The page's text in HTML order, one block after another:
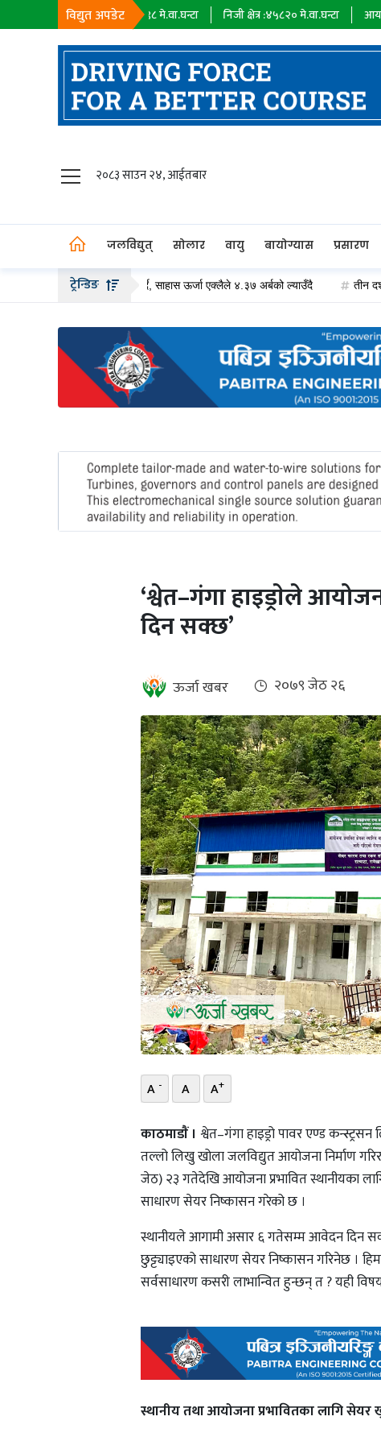
विद्युत अपडेट
सहायक कम्पनी :१८३९८मे.वा.घन्टा निजी क्षेत्र : ४५८२०मे.वा.घन्टा आयात :०
२०८३ साउन २४, आईतबार
जलविद्युत् सोलार वायु बायोग्यास प्रसारण
वायु
बायोग्यास
पेट्रोलियम
अन्तर्राष्ट्रिय
जलवायु
ट्रेन्डिङ
हकप्रद सेयर जारी गर्दै, साहास ऊर्जा एक्लैले ४.३७ अर्बको ल्याउँदै तीन दशकको
‘श्वेत–गंगा हाइड्राेले
दिन सक्छ’
ऊर्जा खबर २०७९ जेठ २६
A - A A+
काठमाडाैं । श्वेत–गंगा हाइड्रो पावर एण्ड
तल्लो लिखु खोला जलविद्युत आयोजना निर्माण
जेठ) २३ गतेदेखि आयोजना प्रभावित स्थानीयका
साधारण सेयर निष्कासन गरेको छ ।
स्थानीयले आगामी असार ६ गतेसम्म आवेदन दिन
छुट्ट्याइएको साधारण सेयर निष्कासन गरिनेछ ।
सर्वसाधारण कसरी लाभान्वित हुन्छन् त ? यही
स्थानीय तथा आयोजना प्रभावितका लागि